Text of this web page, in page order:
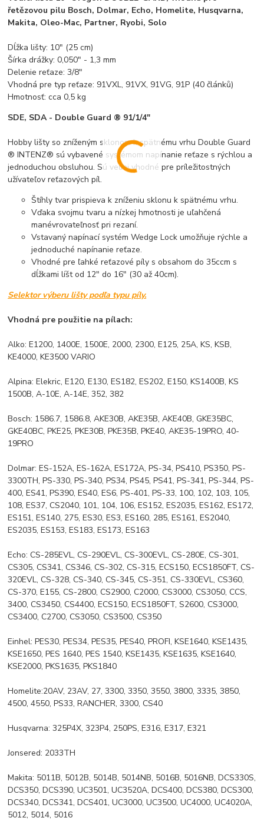
řetězovou pilu Bosch, Dolmar, Echo, Homelite, Husqvarna,
Makita, Oleo-Mac, Partner, Ryobi, Solo
Dĺžka lišty: 10" (25 cm)
Šírka drážky: 0,050" - 1,3 mm
Delenie reťaze: 3/8"
Vhodná pre typ reťaze: 91VXL, 91VX, 91VG, 91P (40 článků)
Hmotnosť: cca 0,5 kg
SDE, SDA - Double Guard ® 91/1/4"
Hobby lišty so zníženým sklonom k spätnému vrhu Double Guard
® INTENZ® sú vybavené systémom napínanie reťaze s rýchlou a
jednoduchou obsluhou. Sú veľmi vhodné pre príležitostných
užívateľov reťazových píl.
Štíhly tvar prispieva k zníženiu sklonu k spätnému vrhu.
Vďaka svojmu tvaru a nízkej hmotnosti je uľahčená
manévrovateľnosť pri rezaní.
Vstavaný napínací systém Wedge Lock umožňuje rýchle a
jednoduché napínanie reťaze.
Vhodné pre ľahké reťazové píly s obsahom do 35ccm s
dĺžkami líšt od 12" do 16" (30 až 40cm).
Selektor výberu lišty podľa typu píly.
Vhodná pre použitie na pílach:
Alko: E1200, 1400E, 1500E, 2000, 2300, E125, 25A, KS, KSB,
KE4000, KE3500 VARIO
Alpina: Elekric, E120, E130, ES182, ES202, E150, KS1400B, KS
1500B, A-10E, A-14E, 352, 382
Bosch: 1586.7, 1586.8, AKE30B, AKE35B, AKE40B, GKE35BC,
GKE40BC, PKE25, PKE30B, PKE35B, PKE40, AKE35-19PRO, 40-
19PRO
Dolmar: ES-152A, ES-162A, ES172A, PS-34, PS410, PS350, PS-
3300TH, PS-330, PS-340, PS34, PS45, PS41, PS-341, PS-344, PS-
400, ES41, PS390, ES40, ES6, PS-401, PS-33, 100, 102, 103, 105,
108, ES37, CS2040, 101, 104, 106, ES152, ES2035, ES162, ES172,
ES151, ES140, 275, ES30, ES3, ES160, 285, ES161, ES2040,
ES2035, ES153, ES183, ES173, ES163
Echo: CS-285EVL, CS-290EVL, CS-300EVL, CS-280E, CS-301,
CS305, CS341, CS346, CS-302, CS-315, ECS150, ECS1850FT, CS-
320EVL, CS-328, CS-340, CS-345, CS-351, CS-330EVL, CS360,
CS-370, E155, CS-2800, CS2900, C2000, CS3000, CS3050, CCS,
3400, CS3450, CS4400, ECS150, ECS1850FT, S2600, CS3000,
CS3400, C2700, CS3050, CS3500, CS350
Einhel: PES30, PES34, PES35, PES40, PROFI, KSE1640, KSE1435,
KSE1650, PES 1640, PES 1540, KSE1435, KSE1635, KSE1640,
KSE2000, PKS1635, PKS1840
Homelite:20AV, 23AV, 27, 3300, 3350, 3550, 3800, 3335, 3850,
4500, 4550, PS33, RANCHER, 3300, CS40
Husqvarna: 325P4X, 323P4, 250PS, E316, E317, E321
Jonsered: 2033TH
Makita: 5011B, 5012B, 5014B, 5014NB, 5016B, 5016NB, DCS330S,
DCS350, DCS390, UC3501, UC3520A, DCS400, DCS380, DCS300,
DCS340, DCS341, DCS401, UC3000, UC3500, UC4000, UC4020A,
5012, 5014, 5016